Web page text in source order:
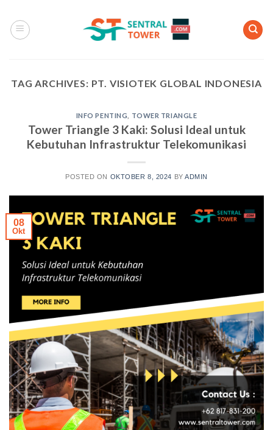
content
TAG ARCHIVES: PT. VISIOTEK GLOBAL INDONESIA
INFO PENTING TOWER TRIANGLE
Tower Triangle 3 Kaki: Solusi Ideal untuk
Kebutuhan Infrastruktur Telekomunikasi
POSTED ON OKTOBER 8, 2024 BYADMIN
08
Okt